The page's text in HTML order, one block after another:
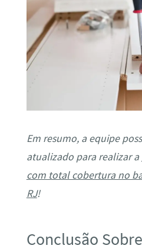
Em resumo, a equipe
atualizado para realizar a
com total cobertura no
RJ!
Conclusão